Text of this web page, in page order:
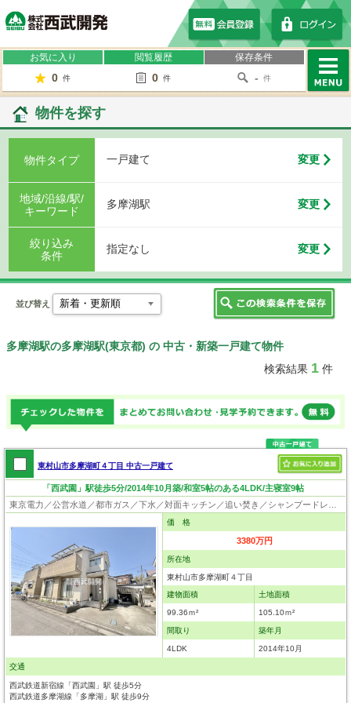
お気に入り
0 件
閲覧履歴
0 件
保存条件
- 件
物件を探す
物件タイプ 一戸建て 変更
地域/沿線/駅/
キーワード
多摩湖駅 変更
絞り込み
条件
指定なし 変更
並び替え
多摩湖駅の多摩湖駅(東京都) の 中古・新築一戸建て物件
検索結果 1件
東村山市多摩湖町４丁目 中古一戸建て
「西武園」駅徒歩5分/2014年10月築/和室5帖のある4LDK/主寝室9帖
価 格
3380万円
所在地
東村山市多摩湖町４丁目
建物面積
99.36ｍ²
土地面積
105.10ｍ²
間取り
4LDK
築年月
2014年10月
交通
西武鉄道新宿線「西武園」駅 徒歩5分
西武鉄道多摩湖線「多摩湖」駅 徒歩9分